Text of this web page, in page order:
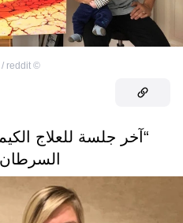
©
reddit
“آخر جلسة للعلاج
السرطان